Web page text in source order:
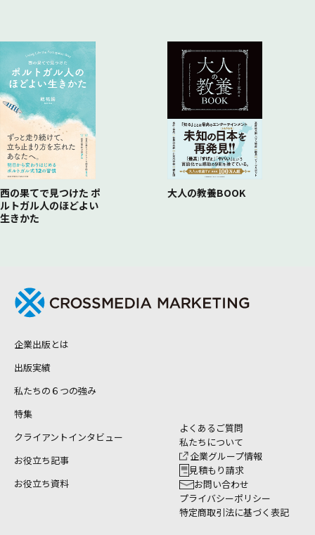
西の果てで見つけた ポ
ルトガル人のほどよい
生きかた
大人の教養BOOK
企業出版とは
出版実績
私たちの６つの強み
特集
クライアントインタビュー
お役立ち記事
お役立ち資料
よくあるご質問
私たちについて
企業グループ情報
見積もり請求
お問い合わせ
プライバシーポリシー
特定商取引法に基づく表記